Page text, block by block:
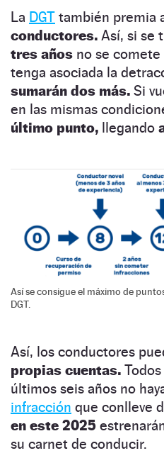
La DGT también premia
conductores. Así, si se
tres años no se
tenga asociada la
sumarán dos más. Si
en las mismas
último punto, llegando
Así se consigue el máximo de
DGT.
Así, los conductores
propias cuentas.
últimos seis años no
infracción que conlleve
en este 2025
su carnet de conducir.